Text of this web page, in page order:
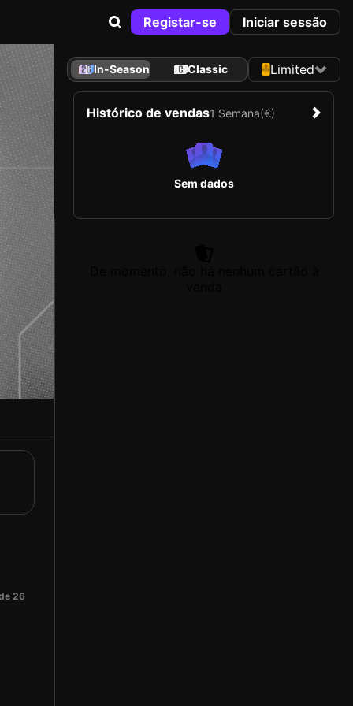
Registar-se Iniciar sessão
26
In-Season Classic Limited
Histórico de vendas1 Semana(€)
Sem dados